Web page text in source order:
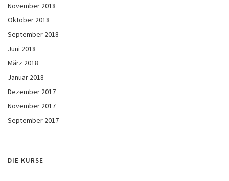
November 2018
Oktober 2018
September 2018
Juni 2018
März 2018
Januar 2018
Dezember 2017
November 2017
September 2017
DIE KURSE